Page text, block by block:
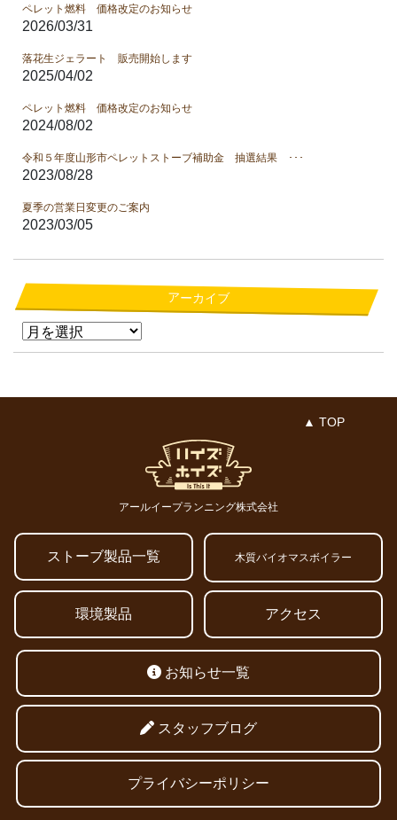
ペレット燃料 価格改定のお知らせ
2026/03/31
落花生ジェラート 販売開始します
2025/04/02
ペレット燃料 価格改定のお知らせ
2024/08/02
令和５年度山形市ペレットストーブ補助金 抽選結果 ･･･
2023/08/28
夏季の営業日変更のご案内
2023/03/05
アーカイブ
▲ TOP
アールイープランニング株式会社
ストーブ製品一覧 木質バイオマスボイラー
環境製品 アクセス
お知らせ一覧
スタッフブログ
プライバシーポリシー